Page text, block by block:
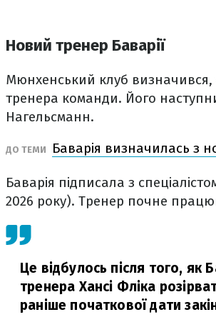
Новий тренер Баварії
Мюнхенський клуб визначився,
тренера команди. Його
Нагельсманн.
ДО ТЕМИ Баварія визначилась з
Баварія підписала з
2026 року). Тренер почне
Це відбулось після того, як
тренера Хансі Фліка
раніше початкової дати